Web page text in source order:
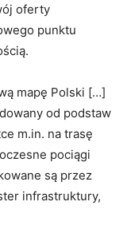
oferty
punktu
mapę Polski […]
od podstaw
m.in. na trasę
pociągi
są przez
infrastruktury,